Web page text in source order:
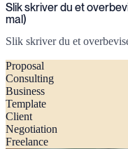
Slik skriver du et
mal)
Slik skriver du et
Proposal
Consulting
Business
Template
Client
Negotiation
Freelance